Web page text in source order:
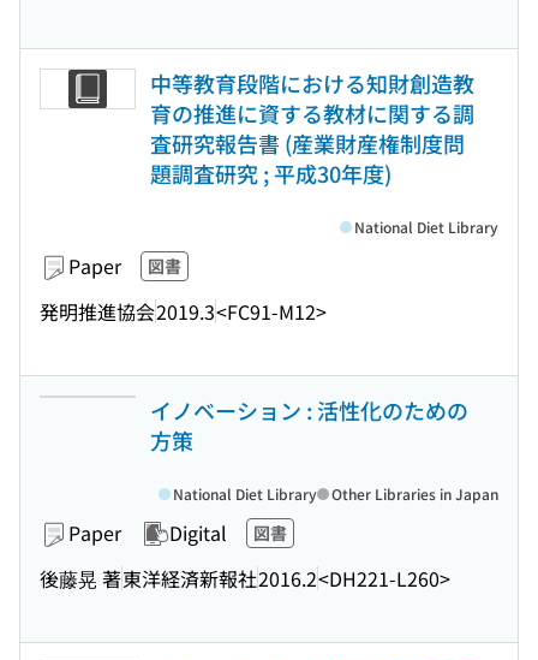
中等教育段階における知財創造教
育の推進に資する教材に関する調
査研究報告書 (産業財産権制度問
題調査研究 ; 平成30年度)
Paper 図書
発明推進協会2019.3<FC91-M12>
National Diet Library
イノベーション : 活性化のための
方策
Paper Digital 図書
後藤晃 著東洋経済新報社2016.2<DH221-L260>
National Diet Library Other Libraries in Japan